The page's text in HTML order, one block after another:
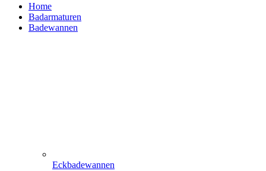
Home
Badarmaturen
Badewannen
Eckbadewannen